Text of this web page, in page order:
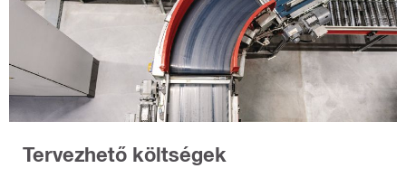
Tervezhető költségek